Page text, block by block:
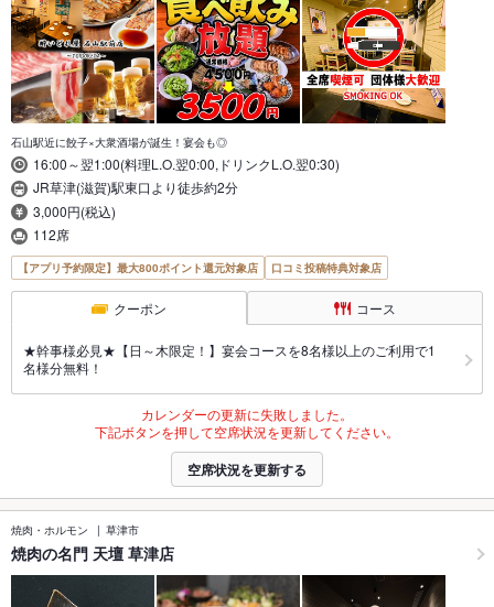
石山駅近に餃子×大衆酒場が誕生！宴会も◎
16:00～翌1:00(料理L.O.翌0:00,ドリンクL.O.翌0:30)
JR草津(滋賀)駅東口より徒歩約2分
3,000円(税込)
112席
【アプリ予約限定】最大800ポイント還元対象店 口コミ投稿特典対象店
クーポン コース
★幹事様必見★【日～木限定！】宴会コースを8名様以上のご利用で1
名様分無料！
カレンダーの更新に失敗しました。
下記ボタンを押して空席状況を更新してください。
空席状況を更新する
焼肉・ホルモン 草津市
焼肉の名門 天壇 草津店